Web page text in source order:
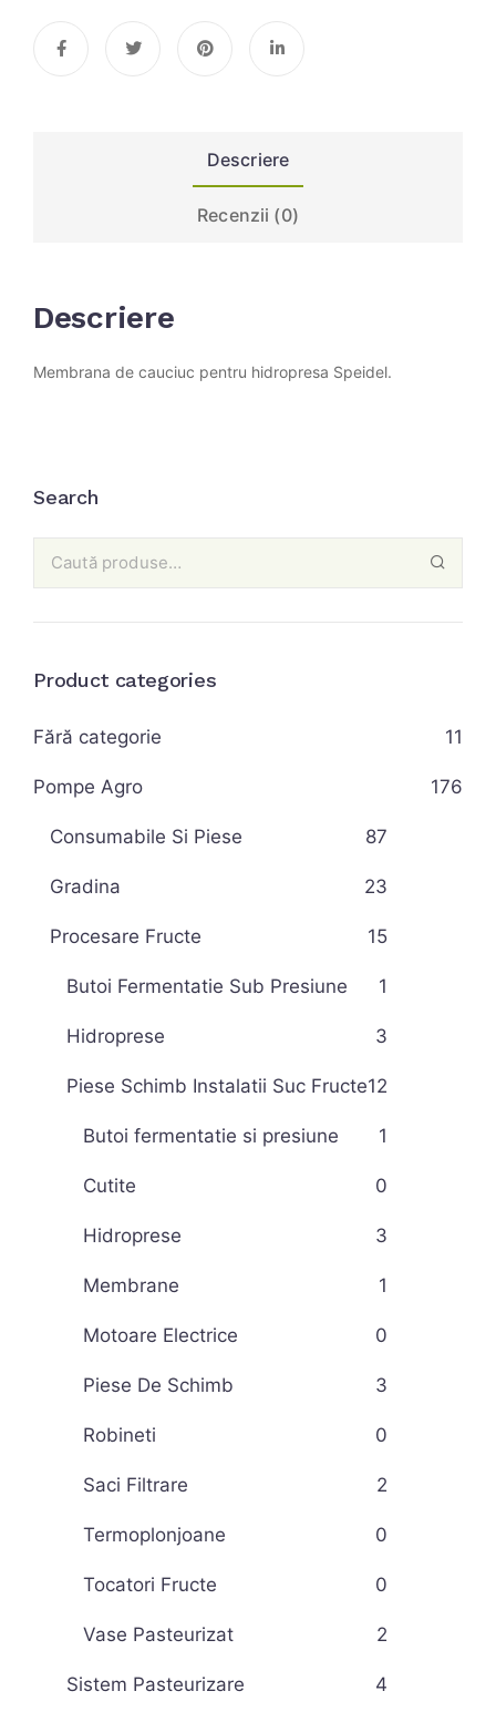
Descriere
Recenzii (0)
Descriere
Membrana de cauciuc pentru hidropresa Speidel.
Search
Product categories
Fără categorie 11
Pompe Agro 176
Consumabile Si Piese 87
Gradina 23
Procesare Fructe 15
Butoi Fermentatie Sub Presiune 1
Hidroprese 3
Piese Schimb Instalatii Suc Fructe12
Butoi fermentatie si presiune 1
Cutite 0
Hidroprese 3
Membrane 1
Motoare Electrice 0
Piese De Schimb 3
Robineti 0
Saci Filtrare 2
Termoplonjoane 0
Tocatori Fructe 0
Vase Pasteurizat 2
Sistem Pasteurizare 4